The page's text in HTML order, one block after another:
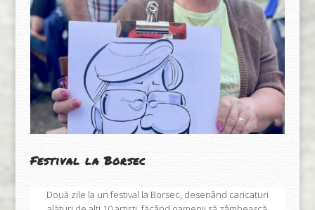
Festival la Borsec
Două zile la un festival la Borsec, desenând caricaturi